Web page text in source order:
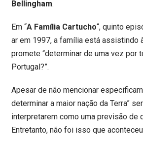
Bellingham.
Em “A Família Cartucho“, quinto
ar em 1997, a família está assistindo
promete “determinar de uma vez por
Portugal?”.
Apesar de não mencionar
determinar a maior nação da Terra”
interpretarem como uma previsão de
Entretanto, não foi isso que